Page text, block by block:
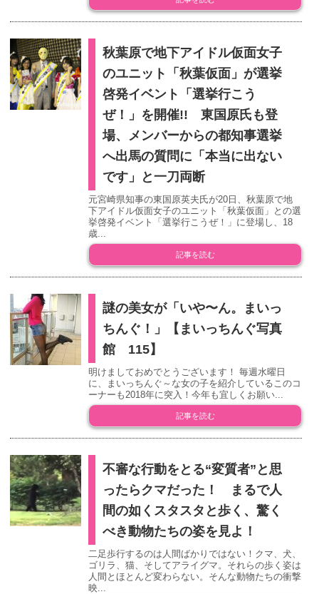
秋葉原で地下アイドル仮面女子
のユニット「秋葉仮面」が選挙
啓発イベント「選挙行こう
ぜ！」を開催!! 東国原氏も登
場、メンバーからの都知事選挙
へ出馬の質問に「本当に出ない
です」と一刀両断
元宮崎県知事の東国原英夫氏が20日、秋葉原で地
下アイドル仮面女子のユニット「秋葉仮面」との選
挙啓発イベント「選挙行こうぜ！」に登場し、18
歳...
記事を読む
謎の美女が「いや〜ん。まいっ
ちんぐ！」【まいっちんぐ写真
館 115】
明けましておめでとうございます！ 毎週水曜日
に、まいっちんぐ～な女の子を紹介しているこのコ
ーナーも2018年に突入！今年も宜しくお願い...
記事を読む
不審な行動をとる“変質者”と思
ったらクマだった！ まるで人
間の如くスタスタと歩く、驚く
べき動物たちの姿を見よ！
二足歩行するのは人間ばかりではない！クマ、犬、
ゴリラ、猫、そしてアライグマ。それらの歩く姿は
人間とほとんど変わらない。そんな動物たちの衝撃
映...